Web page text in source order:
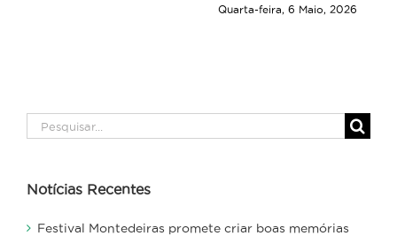
Quarta-feira, 6 Maio, 2026
Pesquisar
Notícias Recentes
Festival Montedeiras promete criar boas memórias